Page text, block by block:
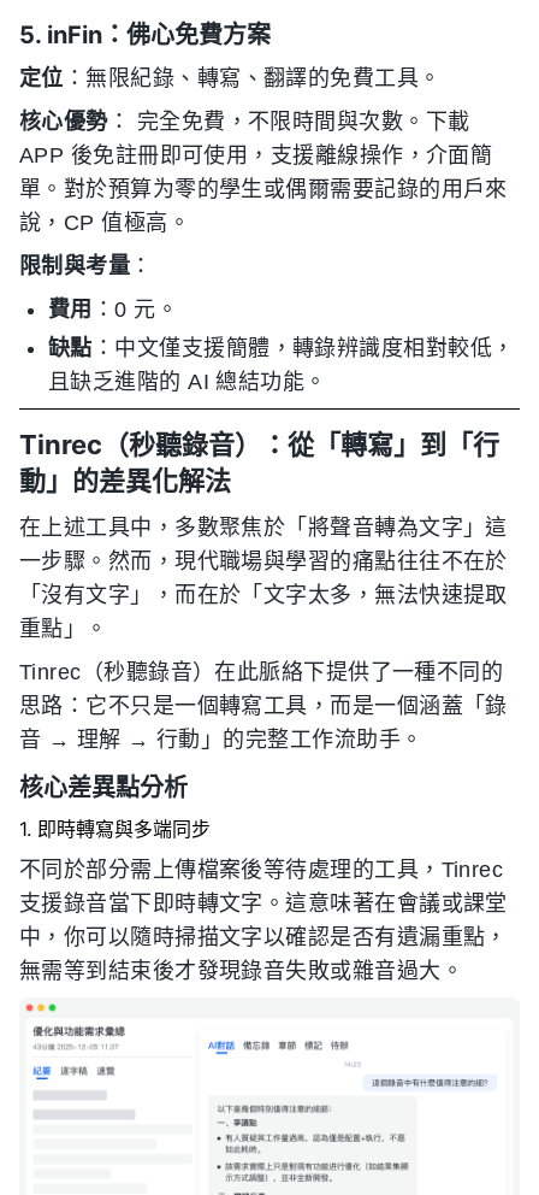
5. inFin：佛心免費方案
定位 ：無限紀錄、轉寫、翻譯的免費工具。
核心優勢： 完全免費，不限時間與次數。下載
APP 後免註冊即可使用，支援離線操作，介面簡
單。對於預算为零的學生或偶爾需要記錄的用戶來
說，CP 值極高。
限制與考量 ：
費用 ：0 元。
缺點 ：中文僅支援簡體，轉錄辨識度相對較低，
且缺乏進階的 AI 總結功能。
Tinrec（秒聽錄音）：從「轉寫」到「行
動」的差異化解法
在上述工具中，多數聚焦於「將聲音轉為文字」這
一步驟。然而，現代職場與學習的痛點往往不在於
「沒有文字」，而在於「文字太多，無法快速提取
重點」。
Tinrec（秒聽錄音）在此脈絡下提供了一種不同的
思路：它不只是一個轉寫工具，而是一個涵蓋「錄
音 → 理解 → 行動」的完整工作流助手。
核心差異點分析
1. 即時轉寫與多端同步
不同於部分需上傳檔案後等待處理的工具，Tinrec
支援錄音當下即時轉文字。這意味著在會議或課堂
中，你可以隨時掃描文字以確認是否有遺漏重點，
無需等到結束後才發現錄音失敗或雜音過大。